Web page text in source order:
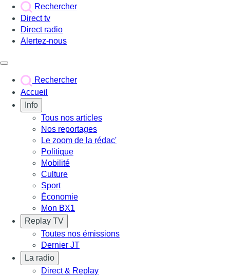
Rechercher
Direct tv
Direct radio
Alertez-nous
Rechercher
Accueil
Info
Tous nos articles
Nos reportages
Le zoom de la rédac'
Politique
Mobilité
Culture
Sport
Économie
Mon BX1
Replay TV
Toutes nos émissions
Dernier JT
La radio
Direct & Replay